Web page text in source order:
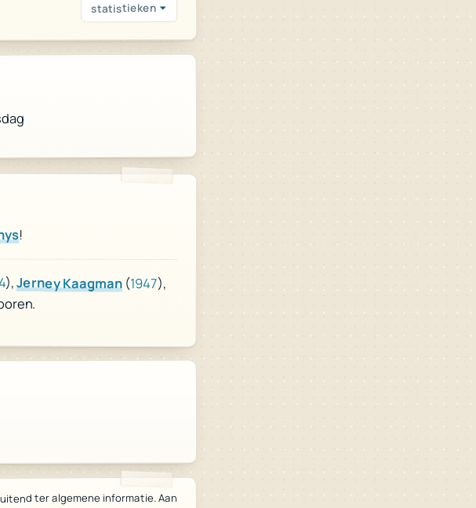
statistieken
!
),Jerney Kaagman(1947),
ter algemene informatie. Aan